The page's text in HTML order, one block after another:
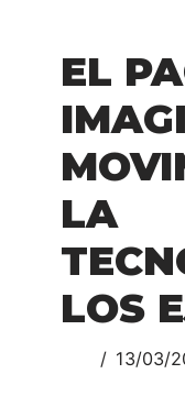
EL
LA
LOS
13/03/